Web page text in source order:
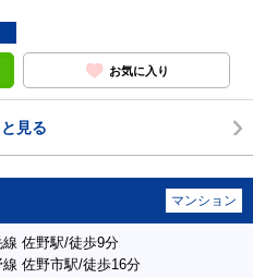
お気に入り
見る
マンション
線 佐野駅/徒歩9分
佐野市駅/徒歩16分